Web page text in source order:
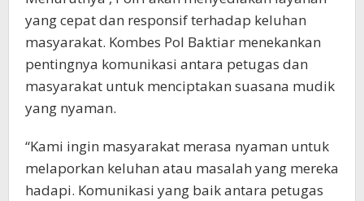
yang cepat dan responsif terhadap keluhan
masyarakat. Kombes Pol Baktiar menekankan
pentingnya komunikasi antara petugas dan
masyarakat untuk menciptakan suasana mudik
yang nyaman.
“Kami ingin masyarakat merasa nyaman untuk
melaporkan keluhan atau masalah yang mereka
hadapi. Komunikasi yang baik antara petugas